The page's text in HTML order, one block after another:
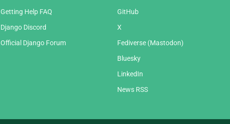
Getting Help FAQ
Django Discord
Official Django Forum
GitHub
X
Fediverse (Mastodon)
Bluesky
LinkedIn
News RSS